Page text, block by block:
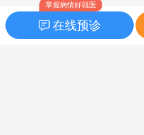
掌握病情好就医
在线预诊